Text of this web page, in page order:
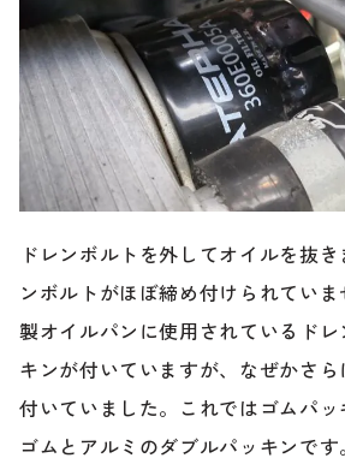
ドレンボルトを外してオイルを抜
ンボルトがほぼ締め付けられてい
製オイルパンに使用されているド
キンが付いていますが、なぜかさ
付いていました。これではゴムパッ
ゴムとアルミのダブルパッキンで